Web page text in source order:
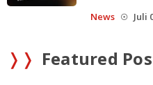
News ☉ Juli
❭❭ Featured